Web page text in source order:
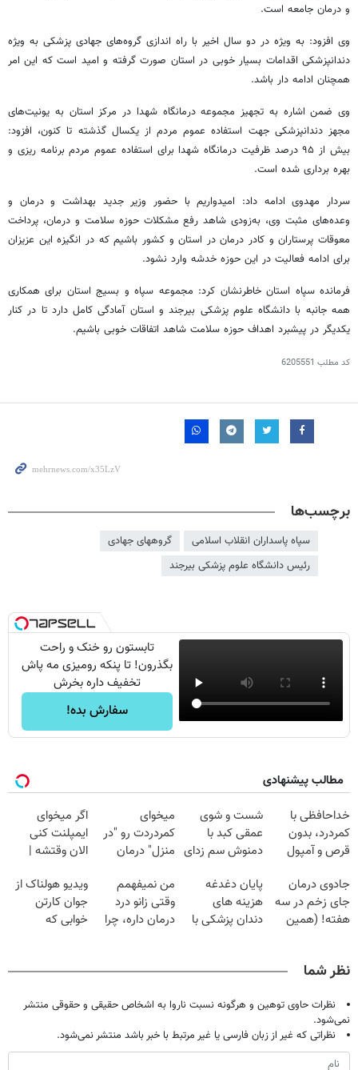
و درمان جامعه است.
وی افزود: به ویژه در دو سال اخیر با راه اندازی گروه‌های جهادی پزشکی به ویژه
دندانپزشکی اقدامات بسیار خوبی در استان صورت گرفته و امید است که این امر
همچنان ادامه دار باشد.
وی ضمن اشاره به تجهیز مجموعه درمانگاه شهدا در مرکز استان به یونیت‌های
مجهز دندانپزشکی جهت استفاده عموم مردم از یکسال گذشته تا کنون، افزود:
بیش از ۹۵ درصد ظرفیت درمانگاه شهدا برای استفاده عموم مردم برنامه
ریزی و
بهره برداری شده است.
سردار مهدوی ادامه داد: امیدواریم با حضور وزیر جدید بهداشت و درمان و
وعده‌های مثبت وی، به‌زودی شاهد رفع مشکلات حوزه سلامت و درمان، پرداخت
معوقات پرستاران و کادر درمان در استان و کشور باشیم که در انگیزه این عزیزان
برای ادامه فعالیت در این حوزه خدشه وارد نشود.
فرمانده سپاه استان خاطرنشان کرد: مجموعه سپاه و بسیج استان برای همکاری
همه جانبه با دانشگاه علوم پزشکی بیرجند و استان آمادگی کامل دارد تا در کنار
یکدیگر در پیشبرد اهداف حوزه سلامت شاهد اتفاقات خوبی باشیم.
کد مطلب 6205551
برچسب‌ها
سپاه پاسداران انقلاب اسلامی
گروههای جهادی
رئیس دانشگاه علوم پزشکی بیرجند
تابستون رو خنک و راحت
بگذرون! تا پنکه رومیزی مه پاش
تخفیف داره بخرش
سفارش بده!
مطالب پیشنهادی
خداحافظی با
کمردرد، بدون
قرص و آمپول
شست و شوی
عمقی کبد با
دمنوش سم زدای
میخوای
کمردردت رو "در
منزل" درمان
◂پرسش‌نامه)
اگر میخوای
ایمپلنت کنی
الان وقتشه |
میلیون تومان!!!
جادوی درمان
جای زخم در سه
هفته! (همین
پایان دغدغه
هزینه های
دندان پزشکی با
من نمیفهمم
وقتی زانو درد
درمان داره، چرا
ویدیو هولناک از
جوان کارتن
خوابی که
نظر شما
نظرات حاوی توهین و هرگونه نسبت ناروا به اشخاص حقیقی و حقوقی منتشر
نمی‌شود.
نظراتی که غیر از زبان فارسی یا غیر مرتبط با خبر باشد منتشر نمی‌شود.